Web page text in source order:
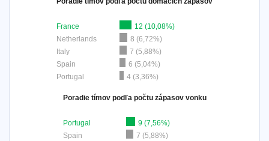
France
12 (10,08%)
Netherlands
8 (6,72%)
Italy
7 (5,88%)
Spain
6 (5,04%)
Portugal
4 (3,36%)
Poradie tímov podľa počtu zápasov vonku
Portugal
9 (7,56%)
Spain
7 (5,88%)